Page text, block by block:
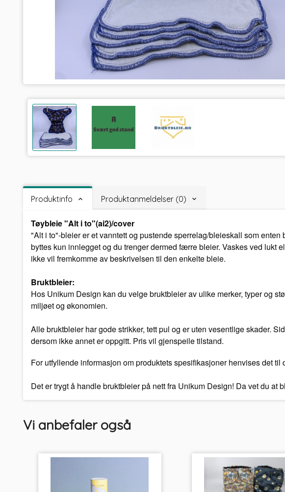
Produktinfo Produktanmeldelser (0)
Tøybleie "Alt i to"(ai2)/cover
"Alt i to"-bleier er et vanntett og pustende sperrelag/bleieskall som
byttes kun innlegget og du trenger dermed færre bleier. Vaskes ved lukt
ikke vil fremkomme av beskrivelsen til den enkelte bleie.
Bruktbleier:
Hos Unikum Design kan du velge bruktbleier av ulike merker, typer og
miljøet og økonomien.
Alle bruktbleier har gode strikker, tett pul og er uten vesentlige skader.
dersom ikke annet er oppgitt. Pris vil gjenspeile tilstand.
For utfyllende informasjon om produktets spesifikasjoner henvises det til
Det er trygt å handle bruktbleier på nett fra Unikum Design! Da vet du
Vi anbefaler også